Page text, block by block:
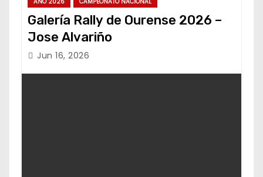
Galería Rally de Ourense 2026 –
Jose Alvariño
Jun 16, 2026